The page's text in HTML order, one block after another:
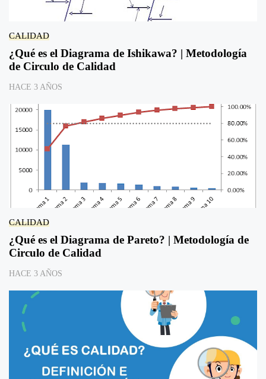
CALIDAD
¿Qué es el Diagrama de Ishikawa? | Metodología
de Circulo de Calidad
HACE 3 AÑOS
CALIDAD
¿Qué es el Diagrama de Pareto? | Metodología de
Circulo de Calidad
HACE 3 AÑOS